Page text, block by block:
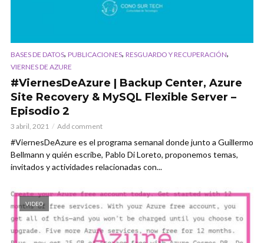
BASES DE DATOS, PUBLICACIONES, RESGUARDO Y RECUPERACIÓN,
VIERNES DE AZURE
#ViernesDeAzure | Backup Center, Azure
Site Recovery & MySQL Flexible Server –
Episodio 2
3 abril, 2021 Add comment
#ViernesDeAzure es el programa semanal donde junto a Guillermo
Bellmann y quién escribe, Pablo Di Loreto, proponemos temas,
invitados y actividades relacionadas con...
VIDEO